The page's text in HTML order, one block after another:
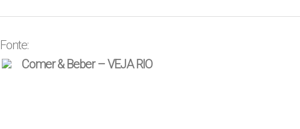
Fonte:
Comer & Beber – VEJA RIO